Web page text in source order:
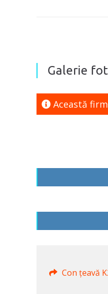
Galerie
Această
Con țeavă